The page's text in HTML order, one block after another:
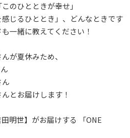
のひとときが幸せ」
じるひととき」、どんなときです
一緒に教えてください！
が夏休みため、
とお届けします！
田明世】がお届けする 「ONE